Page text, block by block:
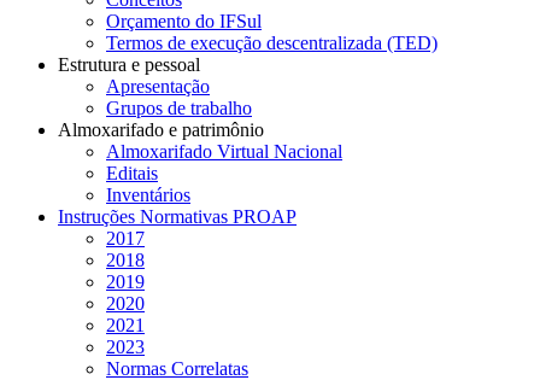
Orçamento do IFSul
Termos de execução descentralizada (TED)
Estrutura e pessoal
Apresentação
Grupos de trabalho
Almoxarifado e patrimônio
Almoxarifado Virtual Nacional
Editais
Inventários
Instruções Normativas PROAP
2017
2018
2019
2020
2021
2023
Normas Correlatas